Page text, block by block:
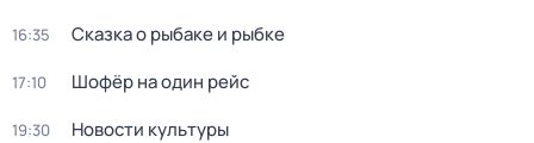
16:35 Сказка о рыбаке и рыбке
17:10 Шофёр на один рейс
19:30 Новости культуры